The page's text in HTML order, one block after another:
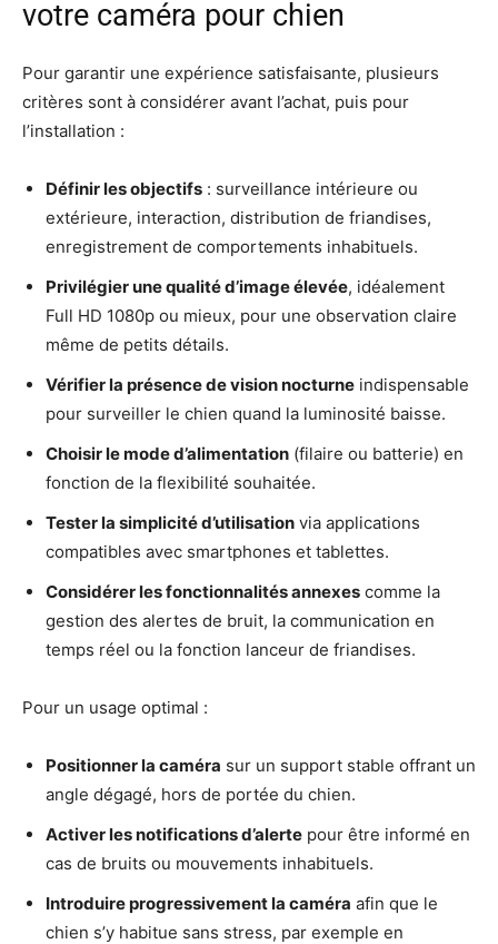
votre caméra pour chien
Pour garantir une expérience satisfaisante, plusieurs
critères sont à considérer avant l’achat, puis pour
l’installation :
Définir les objectifs : surveillance intérieure ou
extérieure, interaction, distribution de friandises,
enregistrement de comportements inhabituels.
Privilégier une qualité d’image élevée, idéalement
Full HD 1080p ou mieux, pour une observation claire
même de petits détails.
Vérifier la présence de vision nocturne indispensable
pour surveiller le chien quand la luminosité baisse.
Choisir le mode d’alimentation (filaire ou batterie) en
fonction de la flexibilité souhaitée.
Tester la simplicité d’utilisation via applications
compatibles avec smartphones et tablettes.
Considérer les fonctionnalités annexes comme la
gestion des alertes de bruit, la communication en
temps réel ou la fonction lanceur de friandises.
Pour un usage optimal :
Positionner la caméra sur un support stable offrant un
angle dégagé, hors de portée du chien.
Activer les notifications d’alerte pour être informé en
cas de bruits ou mouvements inhabituels.
Introduire progressivement la caméra afin que le
chien s’y habitue sans stress, par exemple en